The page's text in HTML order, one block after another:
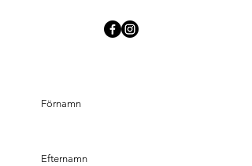
Förnamn
Efternamn